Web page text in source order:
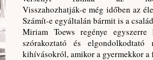
Visszahozhatják-e még időben az
Számít-e egyáltalán bármit is a
Miriam Toews regénye
szórakoztató és
kihívásokról, amikor a gyermekkor